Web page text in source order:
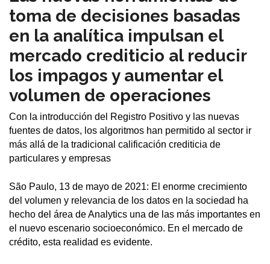
toma de decisiones basadas
en la analítica impulsan el
mercado crediticio al reducir
los impagos y aumentar el
volumen de operaciones
Con la introducción del Registro Positivo y las nuevas
fuentes de datos, los algoritmos han permitido al sector ir
más allá de la tradicional calificación crediticia de
particulares y empresas
São Paulo, 13 de mayo de 2021: El enorme crecimiento
del volumen y relevancia de los datos en la sociedad ha
hecho del área de Analytics una de las más importantes en
el nuevo escenario socioeconómico. En el mercado de
crédito, esta realidad es evidente.